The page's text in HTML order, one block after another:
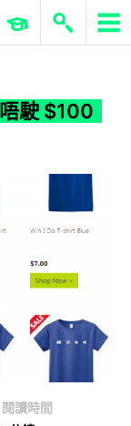
駛 $100 有交易
ERP 與商業 AI
駛 $100
閱讀時間